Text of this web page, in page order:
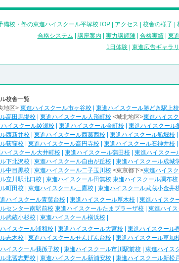
備校・塾の東進ハイスクール平塚校TOP アクセス 校舎の様子
合格システム
講座案内 実力講師陣| 合格実績| 東
1日体験
東進広告ギャラ
校舎一覧
地区> 東進ハイスクール市ヶ谷校 東進ハイスクール勝どき駅上校
高田馬場校
東進ハイスクール人形町校 <城北地区>東進ハイス
イスクール綾瀬校 東進ハイスクール金町校 東進ハイスクール
西新井校
東進ハイスクール西葛西校 東進ハイスクール船堀校
荻窪校
東進ハイスクール高円寺校 東進ハイスクール石神井校
イスクール大井町校 東進ハイスクール蒲田校 東進ハイスクー
下北沢校
東進ハイスクール自由が丘校 東進ハイスクール成城
中目黒校
東進ハイスクール二子玉川校 <東京都下>東進ハイス
立川駅北口校
東進ハイスクール田無校 東進ハイスクール調布校
町田校
東進ハイスクール三鷹校 東進ハイスクール武蔵小金井
ハイスクール青葉台校 東進ハイスクール厚木校 東進ハイスク
センター南駅前校 東進ハイスクールたまプラーザ校 東進ハイ
武蔵小杉校
東進ハイスクール横浜校
イスクール浦和校 東進ハイスクール大宮校 東進ハイスクール
志木校
東進ハイスクールせんげん台校 東進ハイスクール草加
イスクール我孫子校 東進ハイスクール市川駅前校 東進ハイス
北習志野校
東進ハイスクール新浦安校 東進ハイスクール新松